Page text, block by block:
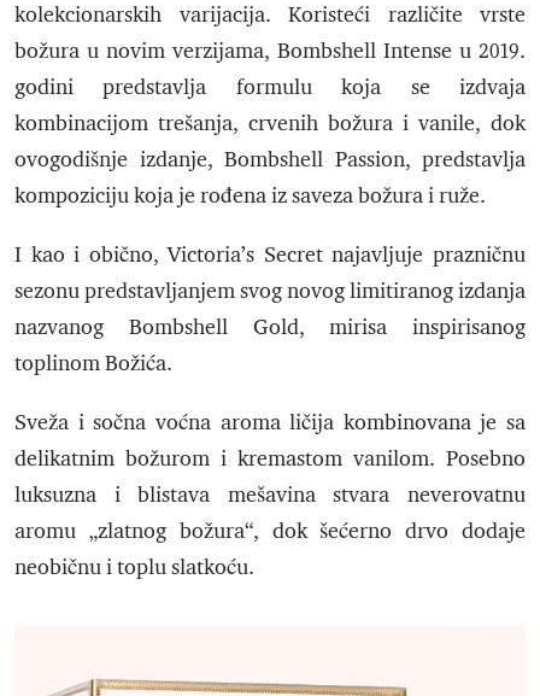
kolekcionarskih varijacija. Koristeći različite vrste
božura u novim verzijama, Bombshell Intense u 2019.
godini predstavlja formulu koja se izdvaja
kombinacijom trešanja, crvenih božura i vanile, dok
ovogodišnje izdanje, Bombshell Passion, predstavlja
kompoziciju koja je rođena iz saveza božura i ruže.
I kao i obično, Victoria’s Secret najavljuje prazničnu
sezonu predstavljanjem svog novog limitiranog izdanja
nazvanog Bombshell Gold, mirisa inspirisanog
toplinom Božića.
Sveža i sočna voćna aroma ličija kombinovana je sa
delikatnim božurom i kremastom vanilom. Posebno
luksuzna i blistava mešavina stvara neverovatnu
aromu „zlatnog božura“, dok šećerno drvo dodaje
neobičnu i toplu slatkoću.